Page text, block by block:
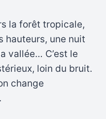
la forêt tropicale,
hauteurs, une nuit
vallée… C’est le
loin du bruit.
change